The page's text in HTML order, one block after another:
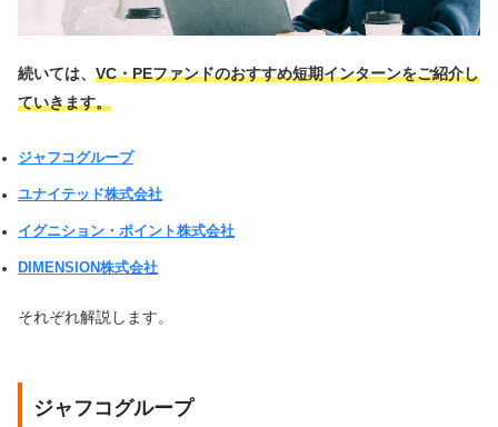
続いては、 VC・PEファンドのおすすめ短期インターンをご紹介し
ていきます。
ジャフコグループ
ユナイテッド株式会社
イグニション・ポイント株式会社
DIMENSION株式会社
それぞれ解説します。
ジャフコグループ